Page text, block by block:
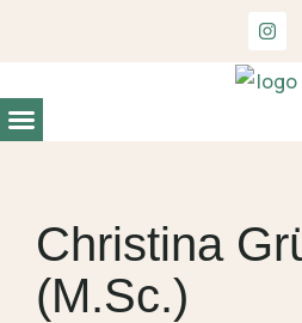
Christina
(M.Sc.)